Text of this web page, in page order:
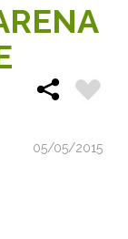
05/05/2015